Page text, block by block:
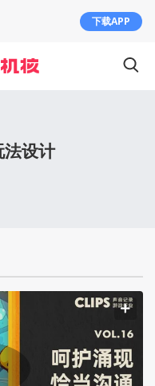
设计
下载APP